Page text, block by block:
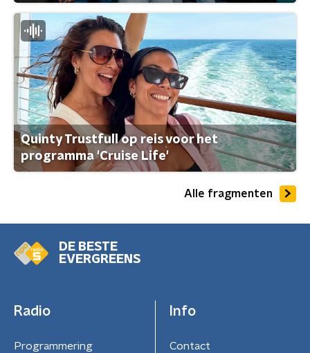
Quinty Trustfull op reis voor het
programma 'Cruise Life'
Alle fragmenten
DE BESTE
EVERGREENS
Radio
Programmering
Info
Contact